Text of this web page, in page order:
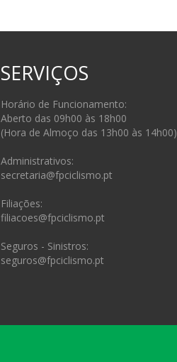
SERVIÇOS
Horário de Funcionamento:
Aberto das 09h00 às 18h00
(Hora de Almoço das 13h00 às 14h00)
Administrativos:
secretaria@fpciclismo.pt
Filiações:
filiacoes@fpciclismo.pt
Seguros - Sinistros:
seguros@fpciclismo.pt